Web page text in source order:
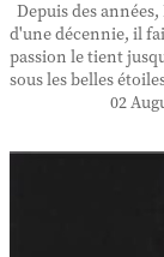
Depuis des
d'une décennie, il
passion le tient
sous les belles
02